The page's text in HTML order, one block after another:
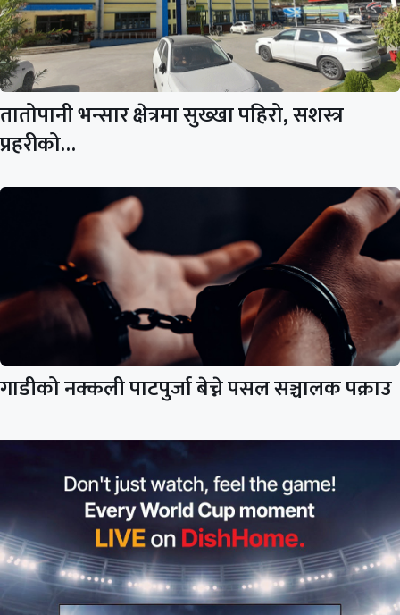
तातोपानी भन्सार क्षेत्रमा सुख्खा पहिरो, सशस्त्र
प्रहरीको…
गाडीको नक्कली पाटपुर्जा बेच्ने पसल सञ्चालक पक्राउ